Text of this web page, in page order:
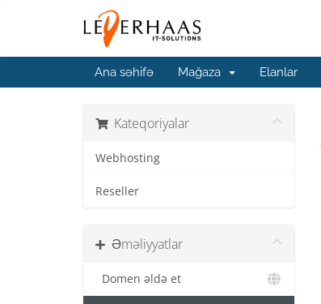
Ana səhifə Mağaza Elanlar
Kateqoriyalar
Webhosting
Reseller
Əməliyyatlar
Domen əldə et